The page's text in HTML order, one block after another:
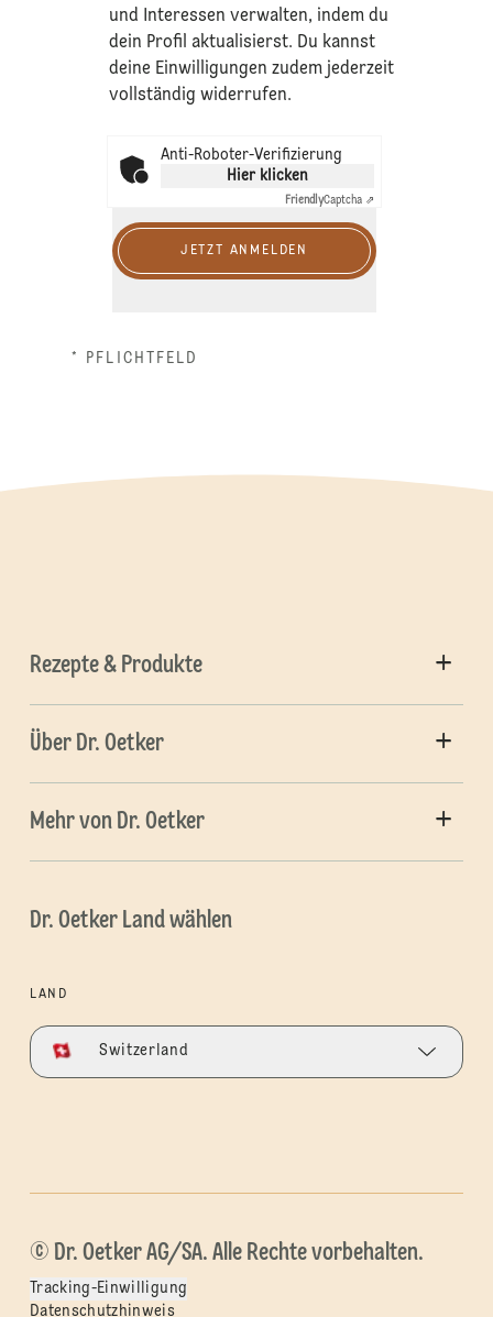
und Interessen verwalten, indem du
dein Profil aktualisierst. Du kannst
deine Einwilligungen zudem jederzeit
vollständig widerrufen.
Anti-Roboter-Verifizierung
Hier klicken
FriendlyCaptcha ⇗
JETZT ANMELDEN
* PFLICHTFELD
Rezepte & Produkte
Über Dr. Oetker
Mehr von Dr. Oetker
Dr. Oetker Land wählen
LAND
Switzerland
© Dr. Oetker AG/SA. Alle Rechte vorbehalten.
Tracking-Einwilligung
Datenschutzhinweis